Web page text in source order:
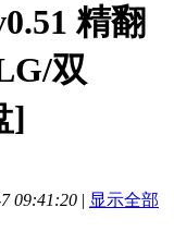
精翻
双
]
09:41:20 | 显示全部